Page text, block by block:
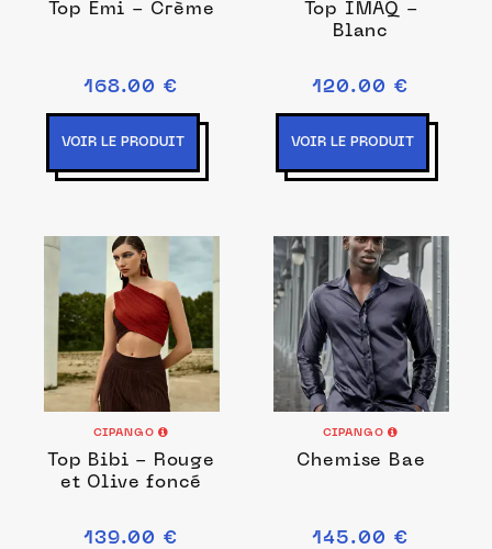
Top Emi - Crème
168.00 €
VOIR LE PRODUIT
Top IMAQ -
Blanc
120.00 €
VOIR LE PRODUIT
CIPANGO
Top Bibi - Rouge
et Olive foncé
139.00 €
CIPANGO
Chemise Bae
145.00 €